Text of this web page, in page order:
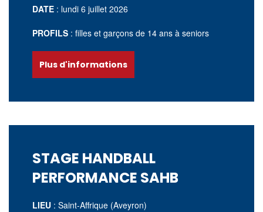
DATE : lundi 6 juillet 2026
PROFILS : filles et garçons de 14 ans à seniors
Plus d'informations
STAGE HANDBALL
PERFORMANCE SAHB
LIEU : Saint-Affrique (Aveyron)